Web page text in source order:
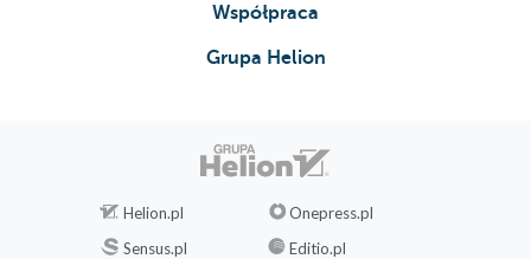
Współpraca
Grupa Helion
Helion.pl
Onepress.pl
Sensus.pl
Editio.pl